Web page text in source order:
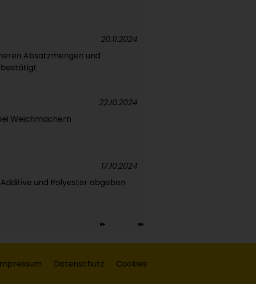
Absatzmengen und
bestätigt
20.11.2024
Weichmachern
22.10.2024
und Polyester abgeben
17.10.2024
Datenschutz Cookies